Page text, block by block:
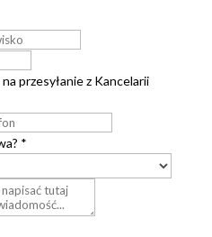
przesyłanie z Kancelarii
*